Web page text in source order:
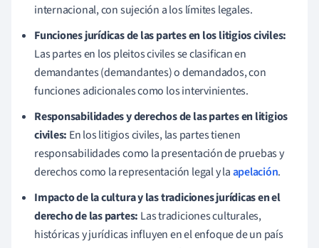
internacional, con sujeción a los límites legales.
Funciones jurídicas de las partes en los litigios civiles:
Las partes en los pleitos civiles se clasifican en
demandantes (demandantes) o demandados, con
funciones adicionales como los intervinientes.
Responsabilidades y derechos de las partes en litigios
civiles: En los litigios civiles, las partes tienen
responsabilidades como la presentación de pruebas y
derechos como la representación legal y laapelación.
Impacto de la cultura y las tradiciones jurídicas en el
derecho de las partes: Las tradiciones culturales,
históricas y jurídicas influyen en el enfoque de un país